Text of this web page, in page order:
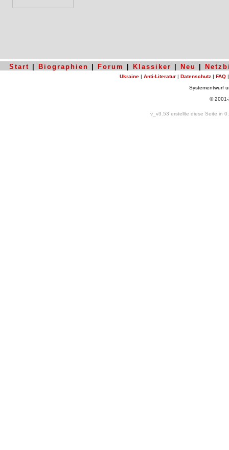
Start Biographien Forum Klassiker Neu
Ukraine | Anti-Literatur | Datenschutz | FAQ
Systementwurf
©
v_v3.53 erstellte diese Seite in